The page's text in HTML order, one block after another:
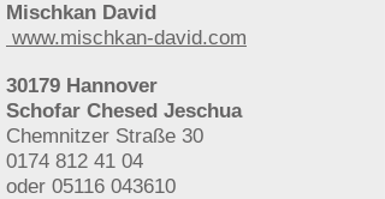
Mischkan David
www.mischkan-david.com
30179 Hannover
Schofar Chesed Jeschua
Chemnitzer Straße 30
0174 812 41 04
oder 05116 043610